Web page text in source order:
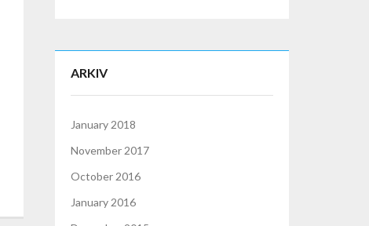
ARKIV
January 2018
November 2017
October 2016
January 2016